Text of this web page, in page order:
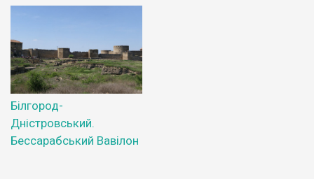
Білгород-
Дністровський.
Бессарабський Вавілон